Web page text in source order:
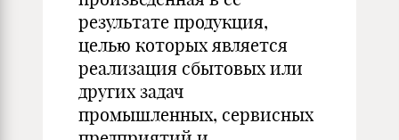
результате продукция,
целью которых является
реализация сбытовых или
других задач
промышленных, сервисных